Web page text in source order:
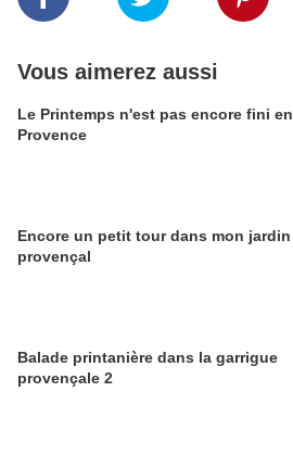
Vous aimerez aussi
Le Printemps n'est pas encore fini en
Provence
Encore un petit tour dans mon jardin
provençal
Balade printanière dans la garrigue
provençale 2